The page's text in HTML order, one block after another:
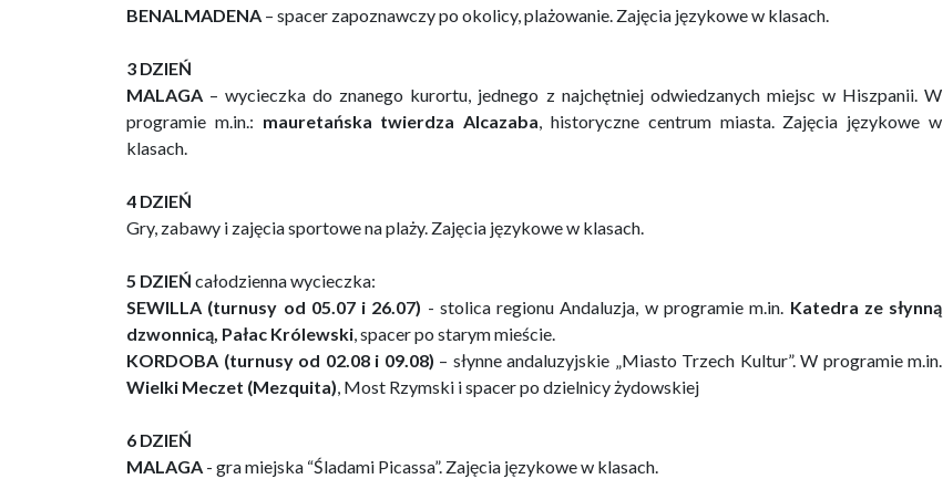
BENALMADENA – spacer zapoznawczy po okolicy, plażowanie. Zajęcia językowe w klasach.
3 DZIEŃ
MALAGA – wycieczka do znanego kurortu, jednego z najchętniej odwiedzanych miejsc w Hiszpanii. W
programie m.in.: mauretańska twierdza Alcazaba , historyczne centrum miasta. Zajęcia językowe w
klasach.
4 DZIEŃ
Gry, zabawy i zajęcia sportowe na plaży. Zajęcia językowe w klasach.
5 DZIEŃ całodzienna wycieczka:
SEWILLA (turnusy od 05.07 i 26.07) - stolica regionu Andaluzja, w programie m.in. Katedra ze słynną
dzwonnicą, Pałac Królewski , spacer po starym mieście.
KORDOBA (turnusy od 02.08 i 09.08) – słynne andaluzyjskie „Miasto Trzech Kultur”. W programie m.in.
Wielki Meczet (Mezquita) , Most Rzymski i spacer po dzielnicy żydowskiej
6 DZIEŃ
MALAGA - gra miejska “Śladami Picassa”. Zajęcia językowe w klasach.